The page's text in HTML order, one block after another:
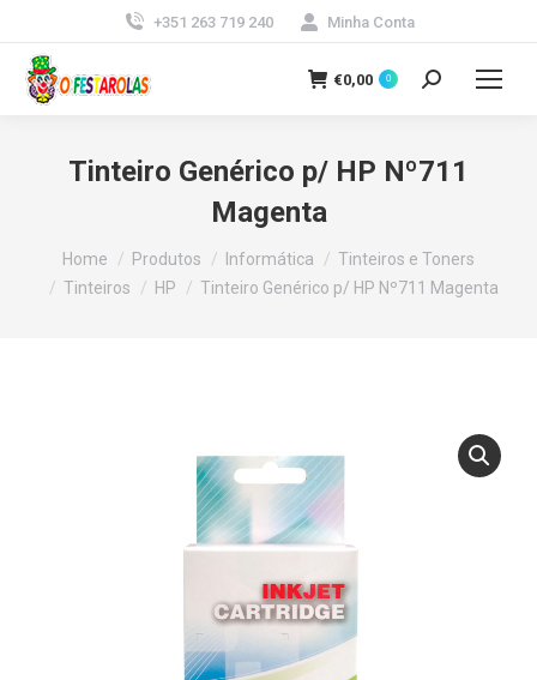
+351 263 719 240 Minha Conta
€0,00 0 Search:
Tinteiro Genérico p/ HP Nº711
Magenta
You are here:
Home Produtos Informática
Tinteiros e Toners
Tinteiros
HP Tinteiro Genérico p/ HP Nº711 Magenta